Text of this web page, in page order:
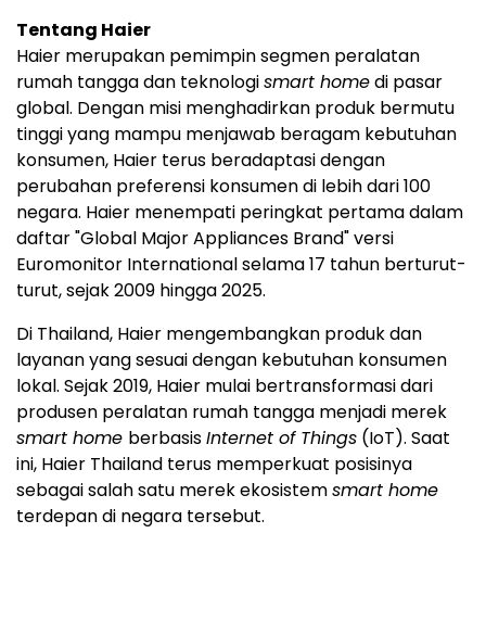
Tentang Haier
Haier merupakan pemimpin segmen peralatan
rumah tangga dan teknologismart homedi pasar
global. Dengan misi menghadirkan produk bermutu
tinggi yang mampu menjawab beragam kebutuhan
konsumen, Haier terus beradaptasi dengan
perubahan preferensi konsumen di lebih dari 100
negara. Haier menempati peringkat pertama dalam
daftar "Global Major Appliances Brand" versi
Euromonitor International selama 17 tahun berturut-
turut, sejak 2009 hingga 2025.
Di Thailand, Haier mengembangkan produk dan
layanan yang sesuai dengan kebutuhan konsumen
lokal. Sejak 2019, Haier mulai bertransformasi dari
produsen peralatan rumah tangga menjadi merek
smart home berbasisInternet of Things (IoT). Saat
ini, Haier Thailand terus memperkuat posisinya
sebagai salah satu merek ekosistemsmart home
terdepan di negara tersebut.